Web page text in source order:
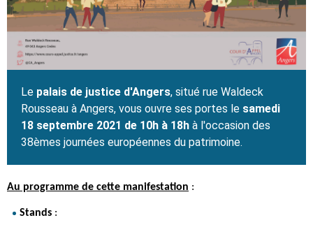
Le palais de justice d'Angers, situé rue Waldeck
Rousseau à Angers, vous ouvre ses portes le samedi
18 septembre 2021 de 10h à 18h à l'occasion des
38èmes journées européennes du patrimoine.
Au programme de cette manifestation :
Stands :